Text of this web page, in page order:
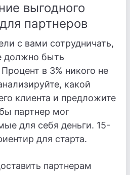
выгодного
партнеров
с вами сотрудничать,
должно быть
в 3% никого не
какой
клиента и предложите
партнер мог
для себя деньги. 15-
для старта.
партнерам